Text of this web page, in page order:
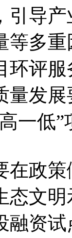
引导
等多
环评
量发
一低
政策
态文
融资